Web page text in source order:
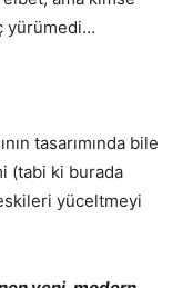
yürümedi…
tasarımında bile
(tabi ki burada
yüceltmeyi